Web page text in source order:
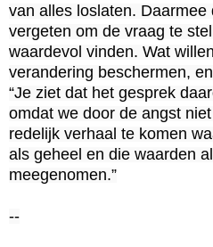
van alles loslaten.
vergeten om de vraag te
waardevol vinden. Wat
verandering beschermen,
“Je ziet dat het gesprek
omdat we door de angst
redelijk verhaal te komen
als geheel en die waarden
meegenomen.”
--